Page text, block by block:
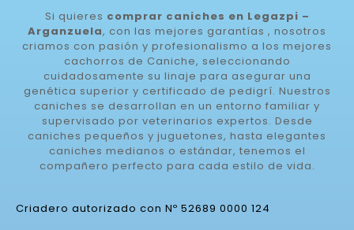
Si quieres comprar caniches en Legazpi –
Arganzuela, con las mejores garantías , nosotros
criamos con pasión y profesionalismo a los mejores
cachorros de Caniche, seleccionando
cuidadosamente su linaje para asegurar una
genética superior y certificado de pedigrí. Nuestros
caniches se desarrollan en un entorno familiar y
supervisado por veterinarios expertos. Desde
caniches pequeños y juguetones, hasta elegantes
caniches medianos o estándar, tenemos el
compañero perfecto para cada estilo de vida.
Criadero autorizado con Nº 52689 0000 124